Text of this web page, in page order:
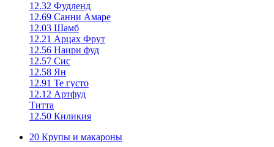
12.32 Фудленд
12.69 Санни Амаре
12.03 Шамб
12.21 Арцах Фрут
12.56 Наири фуд
12.57 Сис
12.58 Ян
12.91 Те густо
12.12 Артфуд
Титта
12.50 Киликия
20 Крупы и макароны